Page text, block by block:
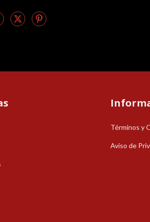
Términos y
Aviso de